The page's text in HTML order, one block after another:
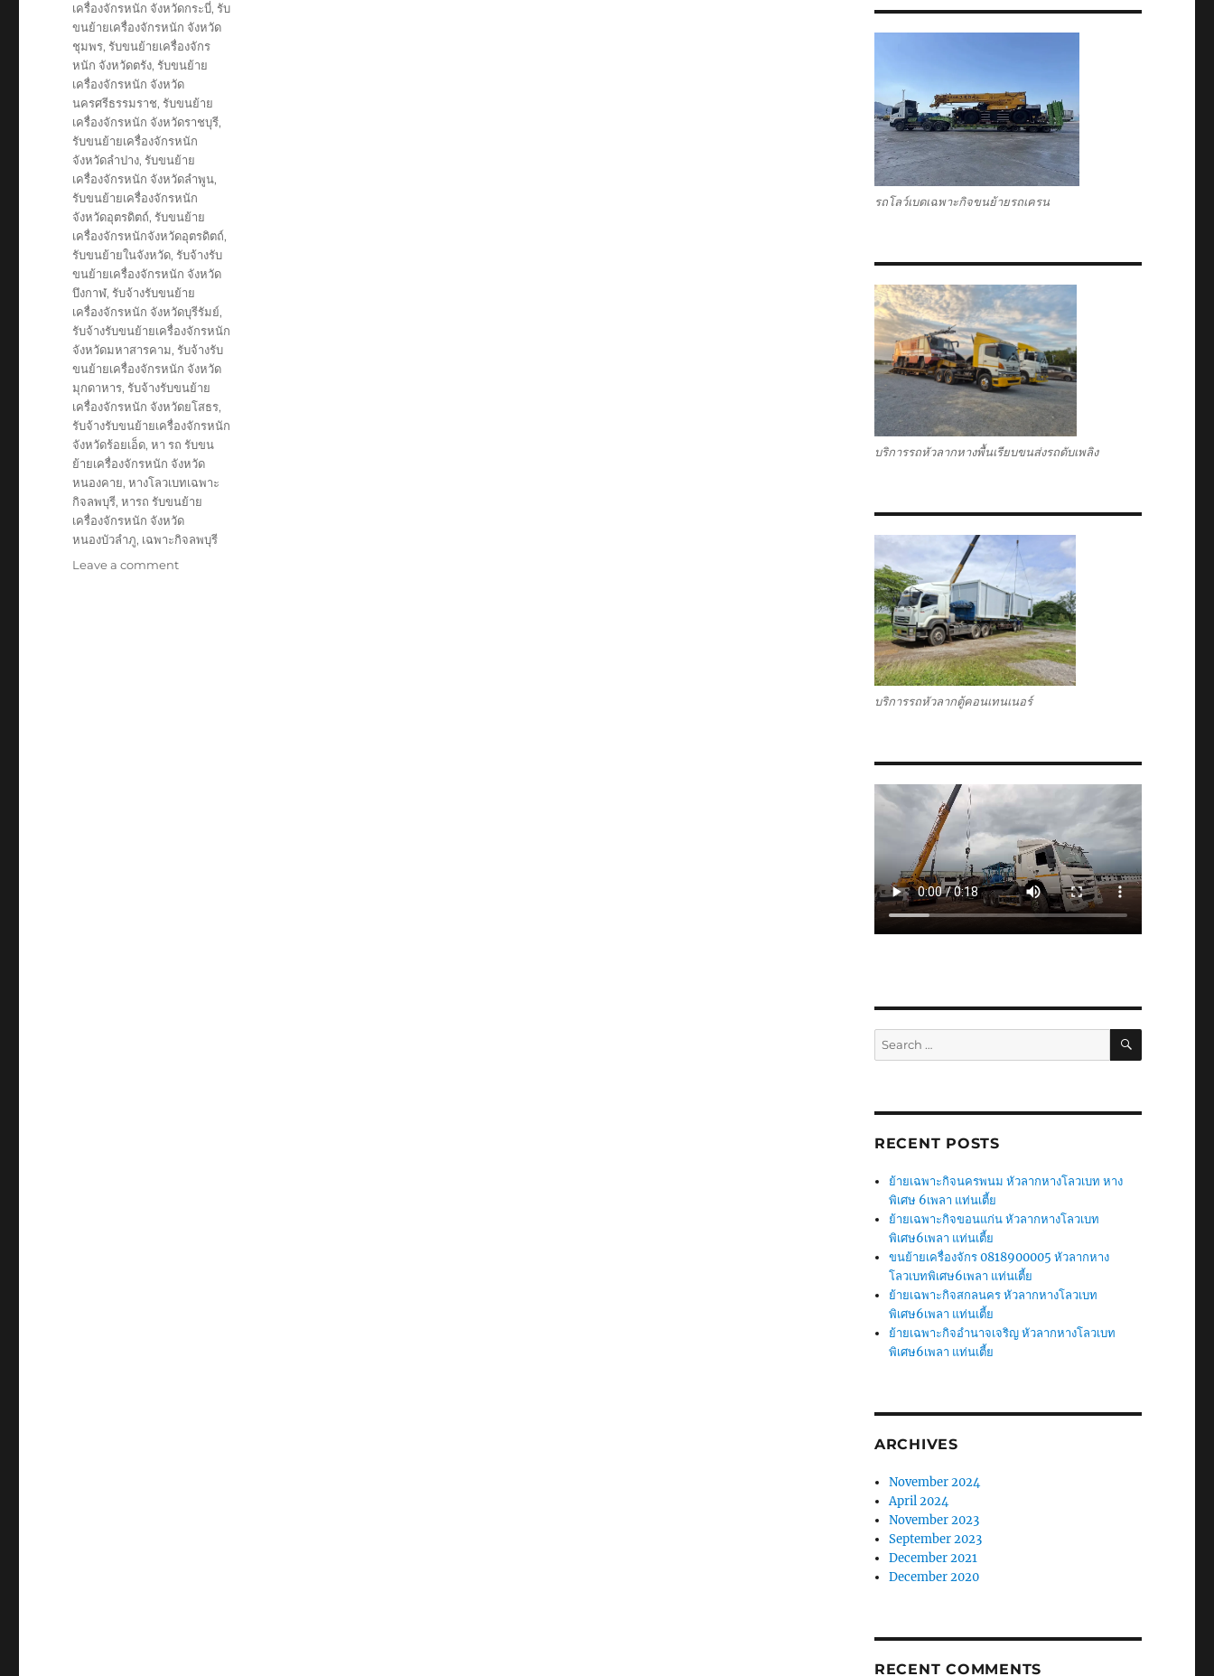
เครื่องจักรหนัก จังหวัดกระบี่,รับ
ขนย้ายเครื่องจักรหนัก จังหวัด
ชุมพร,รับขนย้ายเครื่องจักร
หนัก จังหวัดตรัง,รับขนย้าย
เครื่องจักรหนัก จังหวัด
นครศรีธรรมราช,รับขนย้าย
เครื่องจักรหนัก จังหวัดราชบุรี,
รับขนย้ายเครื่องจักรหนัก
จังหวัดลำปาง,รับขนย้าย
เครื่องจักรหนัก จังหวัดลำพูน,
รับขนย้ายเครื่องจักรหนัก
จังหวัดอุตรดิตถ์,รับขนย้าย
เครื่องจักรหนักจังหวัดอุตรดิตถ์,
รับขนย้ายในจังหวัด,รับจ้างรับ
ขนย้ายเครื่องจักรหนัก จังหวัด
บึงกาฬ,รับจ้างรับขนย้าย
เครื่องจักรหนัก จังหวัดบุรีรัมย์,
รับจ้างรับขนย้ายเครื่องจักรหนัก
จังหวัดมหาสารคาม,รับจ้างรับ
ขนย้ายเครื่องจักรหนัก จังหวัด
มุกดาหาร,รับจ้างรับขนย้าย
เครื่องจักรหนัก จังหวัดยโสธร,
รับจ้างรับขนย้ายเครื่องจักรหนัก
จังหวัดร้อยเอ็ด,หา รถ รับขน
ย้ายเครื่องจักรหนัก จังหวัด
หนองคาย,หางโลวเบทเฉพาะ
กิจลพบุรี,หารถ รับขนย้าย
เครื่องจักรหนัก จังหวัด
หนองบัวลำภู, เฉพาะกิจลพบุรี
Leave a commenton
รถโลว์เบดเฉพาะกิจขนย้ายรถเครน
บริการรถหัวลากหางพื้นเรียบขนส่งรถดับเพลิง
บริการรถหัวลากตู้คอนเทนเนอร์
Search
for:
SEARCH
RECENT POSTS
ย้ายเฉพาะกิจนครพนม หัวลากหางโลวเบท หาง
พิเศษ 6เพลา แท่นเตี้ย
ย้ายเฉพาะกิจขอนแก่น หัวลากหางโลวเบท
พิเศษ6เพลา แท่นเตี้ย
ขนย้ายเครื่องจักร 0818900005 หัวลากหาง
โลวเบทพิเศษ6เพลา แท่นเตี้ย
ย้ายเฉพาะกิจสกลนคร หัวลากหางโลวเบท
พิเศษ6เพลา แท่นเตี้ย
ย้ายเฉพาะกิจอำนาจเจริญ หัวลากหางโลวเบท
พิเศษ6เพลา แท่นเตี้ย
ARCHIVES
November 2024
April 2024
November 2023
September 2023
December 2021
December 2020
RECENT COMMENTS